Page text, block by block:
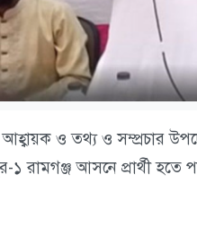
আহ্বায়ক ও তথ্য ও
১ রামগঞ্জ আসনে প্রার্থী হতে